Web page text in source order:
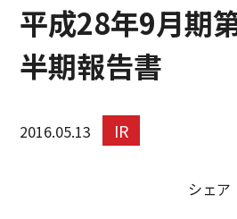
平成28年9月期
半期報告書
2016.05.13 IR
シェア